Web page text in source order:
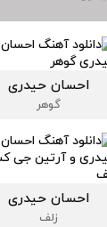
احسان حیدری
گوهر
احسان حیدری
زلف